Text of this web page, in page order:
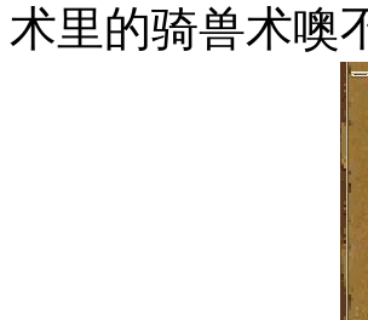
术里的骑兽术噢